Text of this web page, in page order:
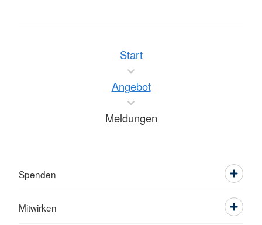
Start
Angebot
Meldungen
Spenden
Mitwirken